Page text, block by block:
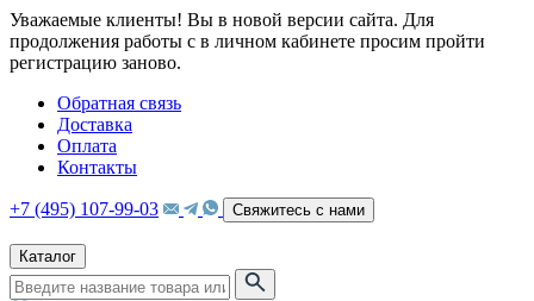
Уважаемые клиенты! Вы в новой версии сайта. Для
продолжения работы с в личном кабинете просим пройти
регистрацию заново.
Обратная связь
Доставка
Оплата
Контакты
+7 (495) 107-99-03 Свяжитесь с нами
Каталог